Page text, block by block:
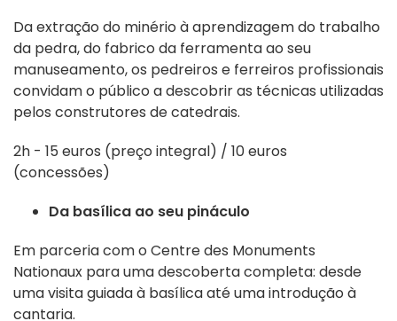
Da extração do minério à aprendizagem do trabalho
da pedra, do fabrico da ferramenta ao seu
manuseamento, os pedreiros e ferreiros profissionais
convidam o público a descobrir as técnicas utilizadas
pelos construtores de catedrais.
2h - 15 euros (preço integral) / 10 euros
(concessões)
Da basílica ao seu pináculo
Em parceria com o Centre des Monuments
Nationaux para uma descoberta completa: desde
uma visita guiada à basílica até uma introdução à
cantaria.